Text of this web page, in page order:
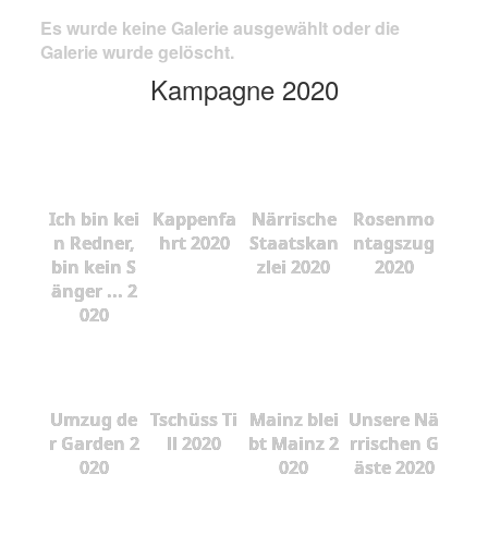
Es wurde keine Galerie ausgewählt oder die
Galerie wurde gelöscht.
Kampagne 2020
Ich bin kei
n Redner,
bin kein S
änger ... 2
020
Kappenfa
hrt 2020
Närrische
Staatskan
zlei 2020
Rosenmo
ntagszug
2020
Umzug de
r Garden 2
020
Tschüss Ti
ll 2020
Mainz blei
bt Mainz 2
020
Unsere Nä
rrischen G
äste 2020